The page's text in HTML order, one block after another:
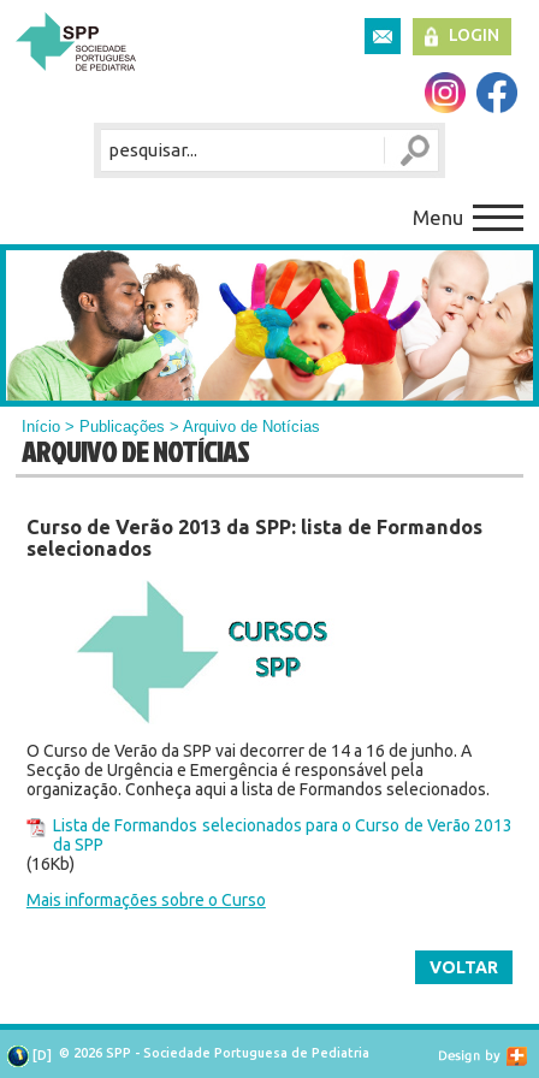
LOGIN
Menu
Início > Publicações > Arquivo de Notícias
ARQUIVO DE NOTÍCIAS
Curso de Verão 2013 da SPP: lista de Formandos
selecionados
O Curso de Verão da SPP vai decorrer de 14 a 16 de junho. A
Secção de Urgência e Emergência é responsável pela
organização. Conheça aqui a lista de Formandos selecionados.
Lista de Formandos selecionados para o Curso de Verão 2013
da SPP
(16Kb)
Mais informações sobre o Curso
VOLTAR
[D] © 2026 SPP - Sociedade Portuguesa de Pediatria